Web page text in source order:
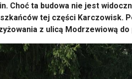
Choć ta budowa nie jest
ńców tej części Karczowisk.
z ulicą Modrzewiową